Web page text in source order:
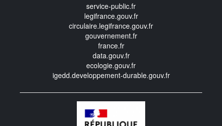
service-public.fr
legifrance.gouv.fr
circulaire.legifrance.gouv.fr
gouvernement.fr
france.fr
data.gouv.fr
ecologie.gouv.fr
igedd.developpement-durable.gouv.fr